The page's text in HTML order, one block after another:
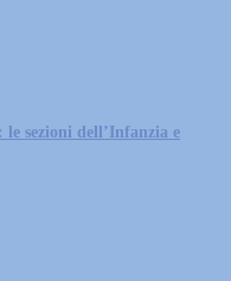
sezioni dell’Infanzia e